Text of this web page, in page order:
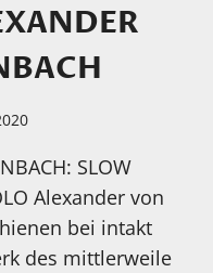
SLOW
Alexander von
bei intakt
des mittlerweile